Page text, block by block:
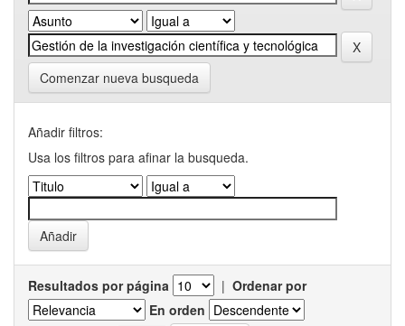
Comenzar nueva busqueda
Añadir filtros:
Usa los filtros para afinar la busqueda.
Resultados por página | Ordenar por
En orden